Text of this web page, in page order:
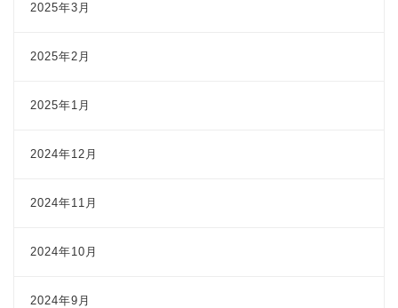
2025年3月
2025年2月
2025年1月
2024年12月
2024年11月
2024年10月
2024年9月